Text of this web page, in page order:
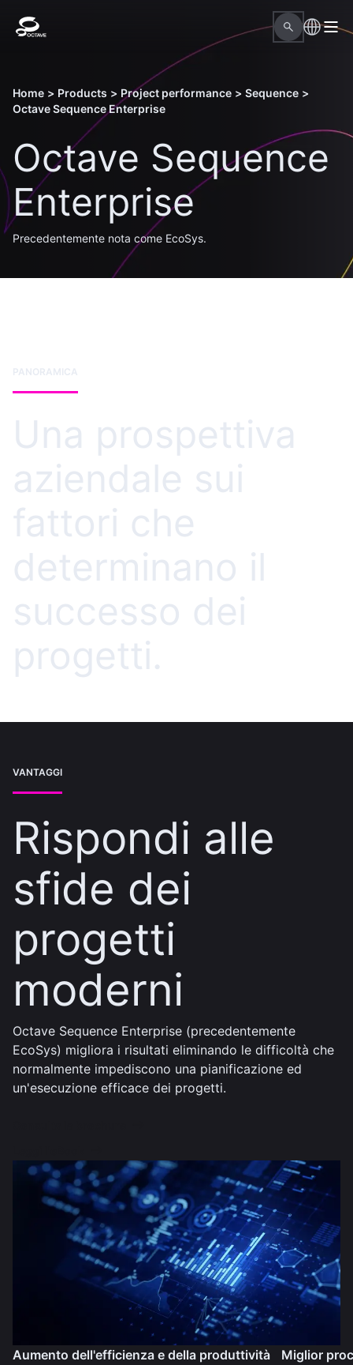
Home > Products > Project performance > Sequence >
Octave Sequence Enterprise
Octave Sequence
Enterprise
Precedentemente nota come EcoSys.
PANORAMICA
Una prospettiva
aziendale sui
fattori che
determinano il
successo dei
progetti.
VANTAGGI
Rispondi alle
sfide dei
progetti
moderni
Octave Sequence Enterprise (precedentemente
EcoSys) migliora i risultati eliminando le difficoltà che
normalmente impediscono una pianificazione ed
un'esecuzione efficace dei progetti.
Aumento dell'efficienza e della produttività Miglior